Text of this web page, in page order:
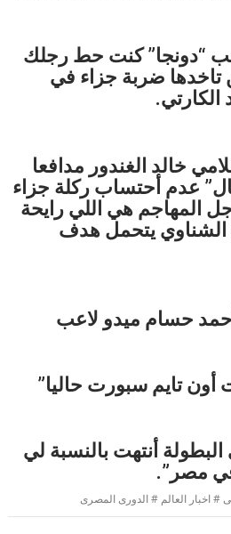
“دونجا” كنت حط رجلك
تاخدها ضربة جزاء في
الكارتي.
خالد الغندور مدافعا
عدم أحتساب ركلة جزاء
المهاجم هي اللي رايحة
الشناوي يتحمل هدف
حسام ميدو لاعب
أون تايم سبورت حاليا”
أنتهت بالنسبة لي
مصر”.
# اخبار العالم # الدورى المصرى